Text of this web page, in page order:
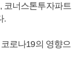
코너스톤투자파트
.
로나19의 영향으